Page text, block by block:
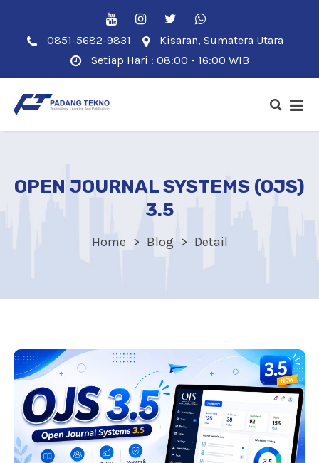
0851-5682-9831
Kisaran, Sumatera Utara
Setiap Hari : 08:00 - 16:00 WIB
OPEN JOURNAL SYSTEMS (OJS)
3.5
Home Blog Detail